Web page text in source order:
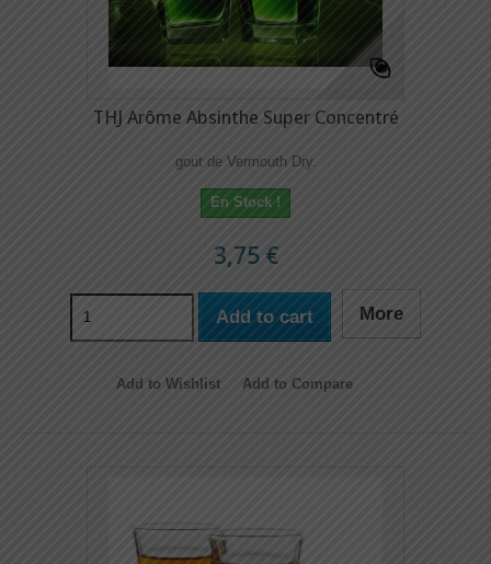
THJ Arôme Absinthe Super Concentré
gout de Vermouth Dry.
En Stock !
3,75 €
Add to cart More
Add to Wishlist Add to Compare